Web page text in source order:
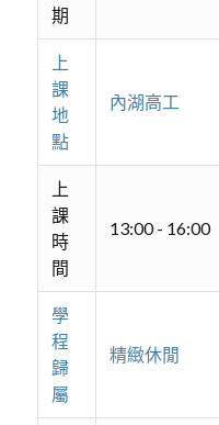
期
上
課
地
點
內湖高工
上
課
時
間
13:00 - 16:00
學
程
歸
屬
精緻休閒